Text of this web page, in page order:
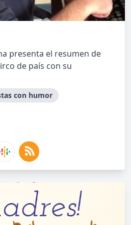
presenta el resumen de
de país con su
con humor